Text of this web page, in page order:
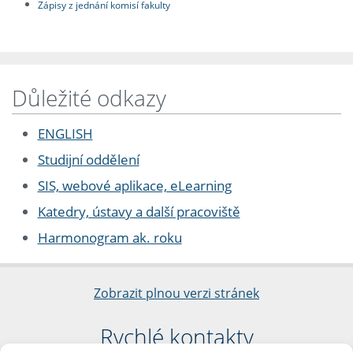
Zápisy z jednání komisí fakulty
Důležité odkazy
ENGLISH
Studijní oddělení
SIS, webové aplikace, eLearning
Katedry, ústavy a další pracoviště
Harmonogram ak. roku
Zobrazit plnou verzi stránek
Rychlé kontakty